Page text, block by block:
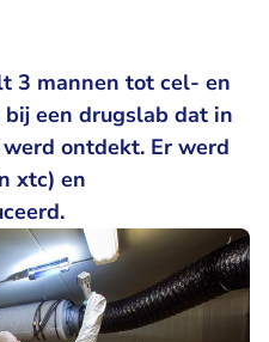
3 mannen tot cel- en
een drugslab dat in
ontdekt. Er werd
xtc) en